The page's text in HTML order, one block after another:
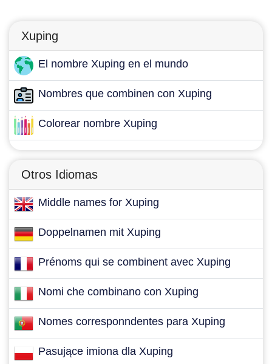
Xuping
El nombre Xuping en el mundo
Nombres que combinen con Xuping
Colorear nombre Xuping
Otros Idiomas
Middle names for Xuping
Doppelnamen mit Xuping
Prénoms qui se combinent avec Xuping
Nomi che combinano con Xuping
Nomes corresponndentes para Xuping
Pasujące imiona dla Xuping